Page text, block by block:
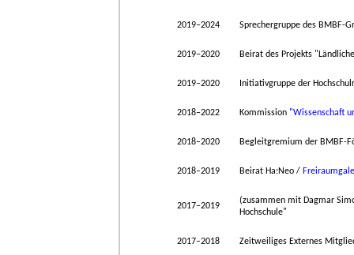
2019–2024 Sprechergruppe des BMBF-
2019–2020 Beirat des Projekts
2019–2020 Initiativgruppe der
2018–2022 Kommission "Wissenschaft
2018–2020 Begleitgremium der BMBF-
2018–2019 Beirat Ha:Neo /
2017–2019
(zusammen mit Dagmar
Hochschule"
2017–2018 Zeitweiliges Externes